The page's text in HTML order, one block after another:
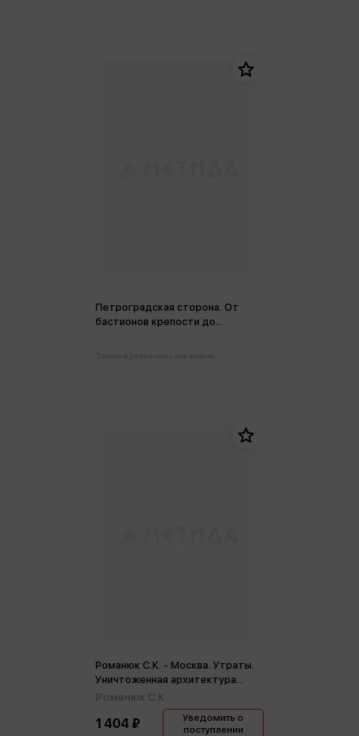
Петроградская сторона. От
бастионов крепости до
Романюк С.К. - Москва. Утраты.
Уничтоженная архитектура
столицы
Романюк С.К.
1 404 ₽
Уведомить о
поступлении